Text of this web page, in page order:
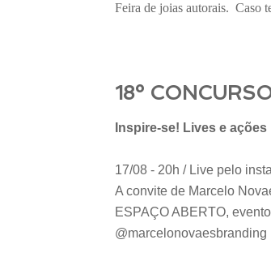
Feira de joias autorais. Caso
18º
Inspire-se! Lives e
17/08 - 20h / Live pelo
A convite de Marcelo
ESPAÇO ABERTO,
@marcelonovaesbranding